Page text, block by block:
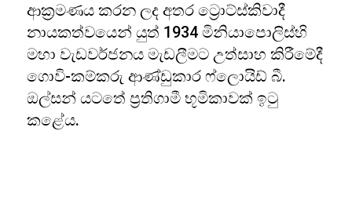
ආක්‍රමණය කරන ලද අතර ට්‍රොට්ස්කිවාදී
නායකත්වයෙන් යුත් 1934 මිනියාපොලිස්හි
මහා වැඩවර්ජනය මැඩලීමට උත්සාහ කිරීමේදී
ගොවි-කම්කරු ආණ්ඩුකාර ෆ්ලොයිඩ් බී.
ඔල්සන් යටතේ ප්‍රතිගාමී භූමිකාවක් ඉටු
කළේය.